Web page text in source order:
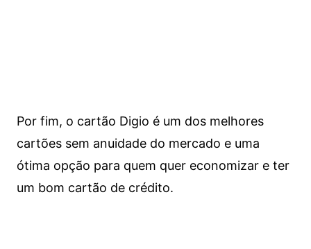
Por fim, o cartão Digio é um dos melhores
cartões sem anuidade do mercado e uma
ótima opção para quem quer economizar e ter
um bom cartão de crédito.